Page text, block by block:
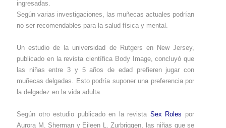
ingresadas.
Según varias investigaciones, las muñecas actuales podrían
no ser recomendables para la salud física y mental.
Un estudio de la universidad de Rutgers en New Jersey,
publicado en la revista científica Body Image, concluyó que
las niñas entre 3 y 5 años de edad prefieren jugar con
muñecas delgadas. Esto podría suponer una preferencia por
la delgadez en la vida adulta.
Según otro estudio publicado en la revista Sex Roles por
Aurora M. Sherman y Eileen L. Zurbriggen, las niñas que se